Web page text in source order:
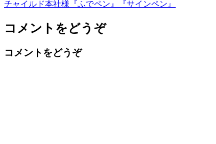
チャイルド本社様『ふでペン』『サインペン』
コメントをどうぞ
コメントをどうぞ